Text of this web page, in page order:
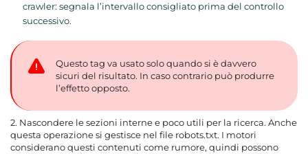
crawler: segnala l’intervallo consigliato prima del controllo
successivo.
Questo tag va usato solo quando si è davvero
sicuri del risultato. In caso contrario può produrre
l’effetto opposto.
2. Nascondere le sezioni interne e poco utili per la ricerca. Anche
questa operazione si gestisce nel file robots.txt. I motori
considerano questi contenuti come rumore, quindi possono